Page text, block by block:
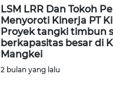
LSM LRR Dan Tokoh
Menyoroti Kinerja PT
Proyek tangki timbun
berkapasitas besar di
Mangkei
2 bulan yang lalu